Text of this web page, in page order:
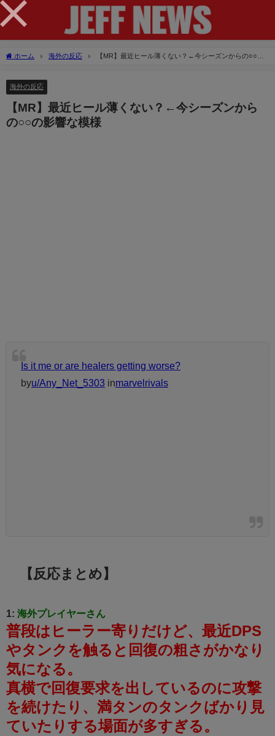
ホーム 海外の反応
【MR】最近ヒール薄くない？←今シーズンからの○○の
海外の反応
【MR】最近ヒール薄くない？←今シーズンから
の○○の影響な模様
Is it me or are healers getting worse?
byu/Any_Net_5303 inmarvelrivals
【反応まとめ】
1: 海外プレイヤーさん
普段はヒーラー寄りだけど、最近DPS
やタンクを触ると回復の粗さがかなり
気になる。
真横で回復要求を出しているのに攻撃
を続けたり、満タンのタンクばかり見
ていたりする場面が多すぎる。
×